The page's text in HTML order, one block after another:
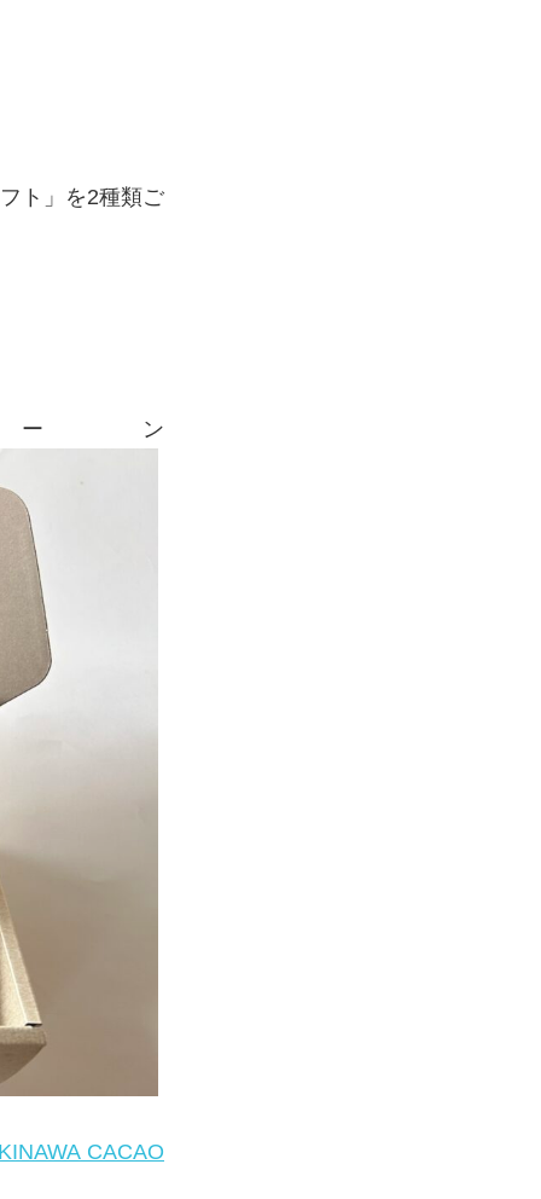
ト」を2種類ご
ン
CACAO